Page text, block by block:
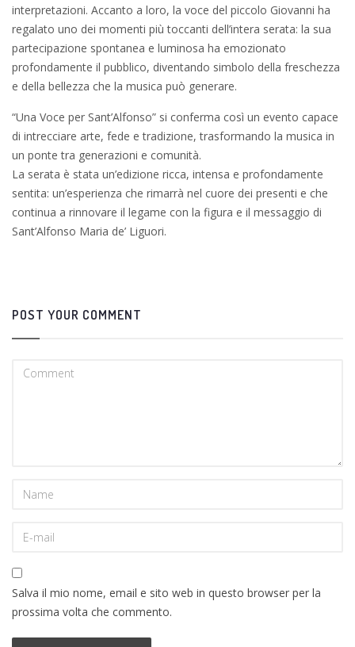
interpretazioni. Accanto a loro, la voce del piccolo Giovanni ha
regalato uno dei momenti più toccanti dell’intera serata: la sua
partecipazione spontanea e luminosa ha emozionato
profondamente il pubblico, diventando simbolo della freschezza
e della bellezza che la musica può generare.
“Una Voce per Sant’Alfonso” si conferma così un evento capace
di intrecciare arte, fede e tradizione, trasformando la musica in
un ponte tra generazioni e comunità.
La serata è stata un’edizione ricca, intensa e profondamente
sentita: un’esperienza che rimarrà nel cuore dei presenti e che
continua a rinnovare il legame con la figura e il messaggio di
Sant’Alfonso Maria de’ Liguori.
POST YOUR COMMENT
Salva il mio nome, email e sito web in questo browser per la
prossima volta che commento.